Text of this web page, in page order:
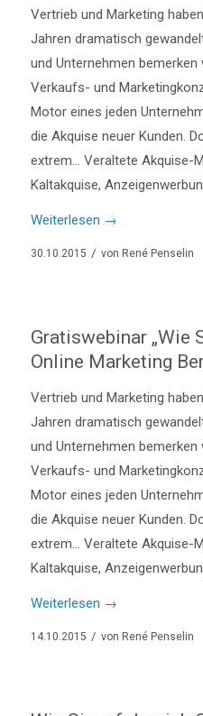
Vertrieb und Marketing
Jahren dramatisch
und Unternehmen bemerken
Verkaufs- und
Motor eines jeden
die Akquise neuer Kunden.
extrem… Veraltete Akquise-
Kaltakquise,
Weiterlesen →
30.10.2015 / von René Penselin
Gratiswebinar „Wie
Online Marketing
Vertrieb und Marketing
Jahren dramatisch
und Unternehmen bemerken
Verkaufs- und
Motor eines jeden
die Akquise neuer Kunden.
extrem… Veraltete Akquise-
Kaltakquise,
Weiterlesen →
14.10.2015 / von René Penselin